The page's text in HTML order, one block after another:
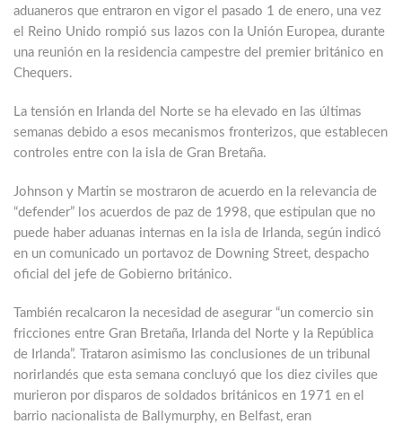
aduaneros que entraron en vigor el pasado 1 de enero, una vez
el Reino Unido rompió sus lazos con la Unión Europea, durante
una reunión en la residencia campestre del premier británico en
Chequers.
La tensión en Irlanda del Norte se ha elevado en las últimas
semanas debido a esos mecanismos fronterizos, que establecen
controles entre con la isla de Gran Bretaña.
Johnson y Martin se mostraron de acuerdo en la relevancia de
“defender” los acuerdos de paz de 1998, que estipulan que no
puede haber aduanas internas en la isla de Irlanda, según indicó
en un comunicado un portavoz de Downing Street, despacho
oficial del jefe de Gobierno británico.
También recalcaron la necesidad de asegurar “un comercio sin
fricciones entre Gran Bretaña, Irlanda del Norte y la República
de Irlanda”. Trataron asimismo las conclusiones de un tribunal
norirlandés que esta semana concluyó que los diez civiles que
murieron por disparos de soldados británicos en 1971 en el
barrio nacionalista de Ballymurphy, en Belfast, eran